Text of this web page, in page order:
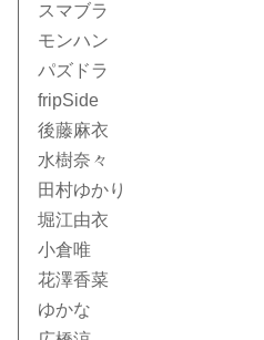
スマブラ
モンハン
パズドラ
fripSide
後藤麻衣
水樹奈々
田村ゆかり
堀江由衣
小倉唯
花澤香菜
ゆかな